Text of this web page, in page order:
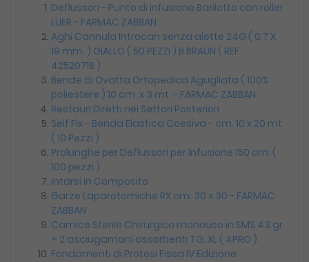
Deflussori - Punto di infusione Barilotto con roller
LUER - FARMAC ZABBAN
Aghi Cannula Introcan senza alette 24G ( 0,7 X
19 mm. ) GIALLO ( 50 PEZZI ) B BRAUN ( REF.
4252071B )
Bende di Ovatta Ortopedica Agugliata ( 100%
poliestere ) 10 cm. x 3 mt. - FARMAC ZABBAN
Restauri Diretti nei Settori Posteriori
Self Fix - Benda Elastica Coesiva - cm. 10 x 20 mt.
( 10 Pezzi )
Prolunghe per Deflussori per Infusione 150 cm. (
100 pezzi )
Intarsi in Composito
Garze Laparotomiche RX cm. 30 x 30 - FARMAC
ZABBAN
Camice Sterile Chirurgico monouso in SMS 43 gr.
+ 2 asciugamani assorbenti TG. XL ( 4PRO )
Fondamenti di Protesi Fissa IV Edizione